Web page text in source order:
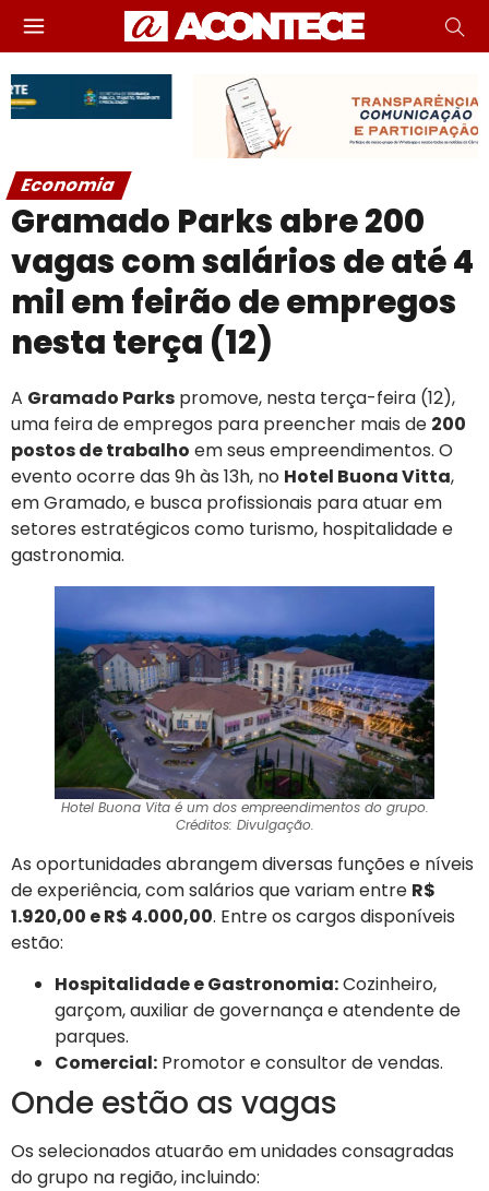
Economia
Gramado Parks abre 200
vagas com salários de até 4
mil em feirão de empregos
nesta terça (12)
A Gramado Parks promove, nesta terça-feira (12),
uma feira de empregos para preencher mais de 200
postos de trabalho em seus empreendimentos. O
evento ocorre das 9h às 13h, no Hotel Buona Vitta,
em Gramado, e busca profissionais para atuar em
setores estratégicos como turismo, hospitalidade e
gastronomia.
Hotel Buona Vita é um dos empreendimentos do grupo.
Créditos: Divulgação.
As oportunidades abrangem diversas funções e níveis
de experiência, com salários que variam entre R$
1.920,00 e R$ 4.000,00. Entre os cargos disponíveis
estão:
Hospitalidade e Gastronomia:Cozinheiro,
garçom, auxiliar de governança e atendente de
parques.
Comercial: Promotor e consultor de vendas.
Onde estão as vagas
Os selecionados atuarão em unidades consagradas
do grupo na região, incluindo: